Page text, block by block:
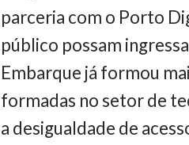
parceria com o Porto
público possam
Embarque já formou
formadas no setor de
a desigualdade de